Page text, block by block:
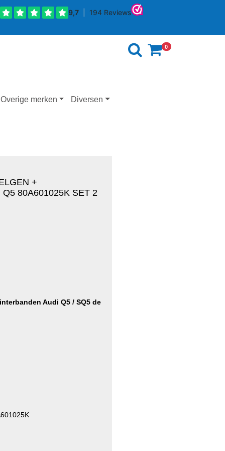
0
Overige merken Diversen
+
80A601025K SET 2
Audi Q5 / SQ5 de